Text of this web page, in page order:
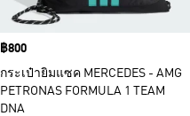
Price
฿800
กระเป๋ายิมแซค MERCEDES - AMG
PETRONAS FORMULA 1 TEAM
DNA